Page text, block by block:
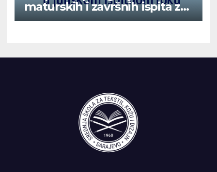
maturskih i završnih ispita za
vanredne učenike u junskom